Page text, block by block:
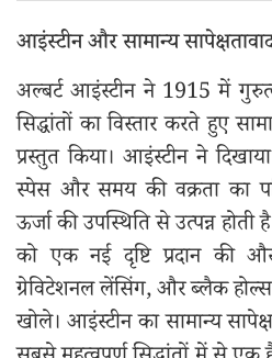
आइंस्टीन और सामान्य
अल्बर्ट आइंस्टीन ने 1915 में
सिद्धांतों का विस्तार करते हुए
प्रस्तुत किया। आइंस्टीन ने
स्पेस और समय की वक्रता का
ऊर्जा की उपस्थिति से उत्पन्न होती
को एक नई दृष्टि प्रदान की और
ग्रेविटेशनल लेंसिंग, और ब्लैक
खोले। आइंस्टीन का सामान्य